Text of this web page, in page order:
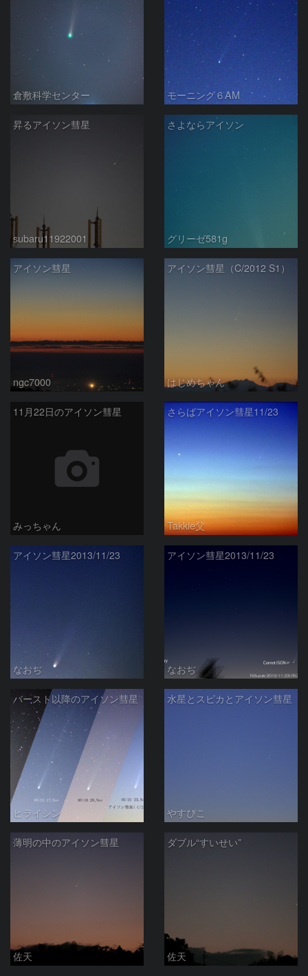
倉敷科学センター モーニング６AM
昇るアイソン彗星
subaru11922001
さよならアイソン
グリーゼ581g
アイソン彗星
ngc7000
アイソン彗星（C/2012 S1）
はじめちゃん
11月22日のアイソン彗星
みっちゃん
さらばアイソン彗星11/23
Takkie父
アイソン彗星2013/11/23
なおぢ
アイソン彗星2013/11/23
なおぢ
バースト以降のアイソン彗星
ヒライシン
水星とスピカとアイソン彗星
やすぴこ
薄明の中のアイソン彗星
佐天
ダブル“すいせい”
佐天